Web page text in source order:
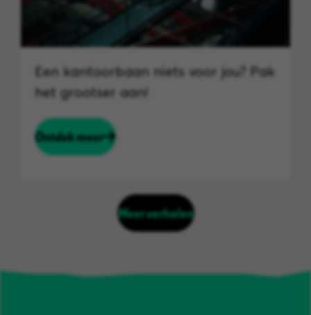
Een kantoorbaan niets voor jou? Pak
het grootser aan!
Ontdek meer
Meer verhalen